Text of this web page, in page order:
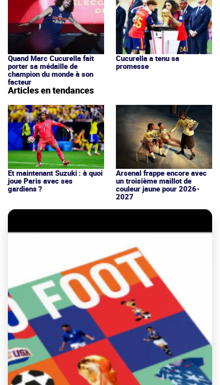
Quand Marc Cucurella fait
porter sa médaille de
champion du monde à son
facteur
Cucurella a tenu sa
promesse
Articles en tendances
Et maintenant Suzuki : à quoi
joue Paris avec ses
gardiens ?
Arsenal frappe encore avec
un troisième maillot de
couleur jaune pour 2026-
2027